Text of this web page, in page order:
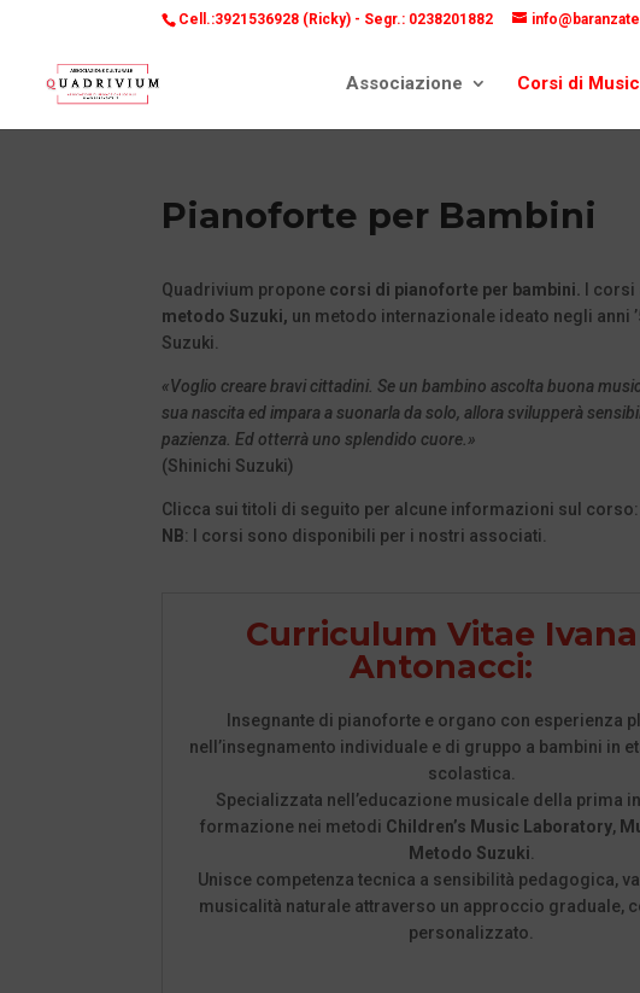
Cell.:3921536928 (Ricky) - Segr.: 0238201882
Associazione Corsi di
Pianoforte per Bambini
Quadrivium propone corsi di pianoforte per bambini.
I
metodo Suzuki, un metodo internazionale ideato negli anni
Suzuki.
«Voglio creare bravi cittadini. Se un bambino ascolta buona
sua nascita ed impara a suonarla da solo, allora svilupperà
pazienza. Ed otterrà uno splendido cuore.»
(Shinichi Suzuki)
Clicca sui titoli di seguito per alcune informazioni sul corso:
NB: I corsi sono disponibili per i nostri associati.
Curriculum Vitae Ivana
Antonacci:
Insegnante di pianoforte e organo con esperienza
nell’insegnamento individuale e di gruppo a bambini in
scolastica.
Specializzata nell’educazione musicale della prima
formazione nei metodi Children’s Music Laboratory,
Metodo Suzuki
Unisce competenza tecnica a sensibilità pedagogica,
musicalità naturale attraverso un approccio graduale,
personalizzato.